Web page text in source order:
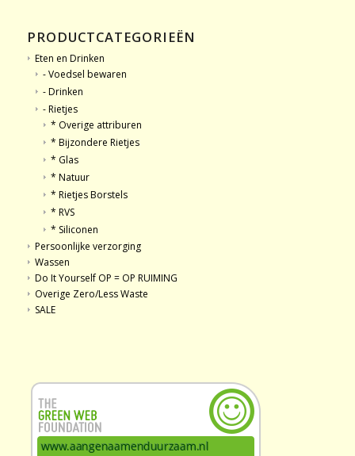
PRODUCTCATEGORIEËN
Eten en Drinken
- Voedsel bewaren
- Drinken
- Rietjes
* Overige attriburen
* Bijzondere Rietjes
* Glas
* Natuur
* Rietjes Borstels
* RVS
* Siliconen
Persoonlijke verzorging
Wassen
Do It Yourself OP = OP RUIMING
Overige Zero/Less Waste
SALE